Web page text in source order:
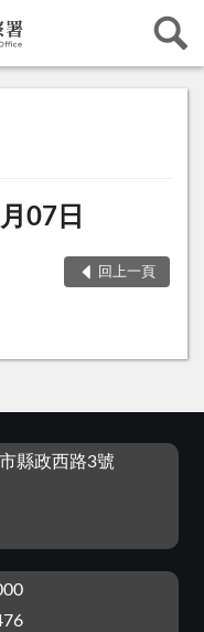
07日
回上一頁
縣政西路3號